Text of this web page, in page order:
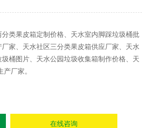
类果皮箱定制价格、天水室内脚踩垃圾桶批
家、天水社区三分类果皮箱供应厂家、天水
桶图片、天水公园垃圾收集箱制作价格、天
厂家。
在线咨询